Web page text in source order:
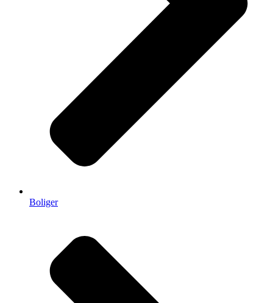
Boliger